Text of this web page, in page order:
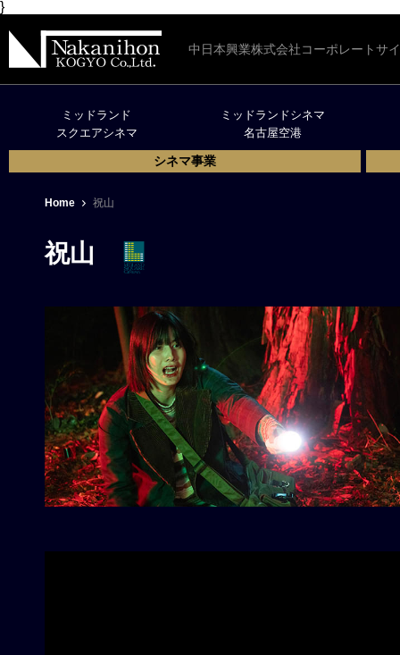
}
中日本興業株式会社コーポレートサ
ミッドランド
スクエアシネマ
ミッドランドシネマ
名古屋空港
シネマ事業
Home 祝山
祝山